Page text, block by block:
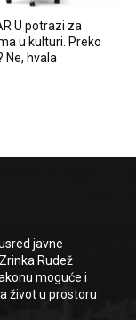
U potrazi za
u kulturi. Preko
Ne, hvala
javne
Rudež
moguće i
život u prostoru